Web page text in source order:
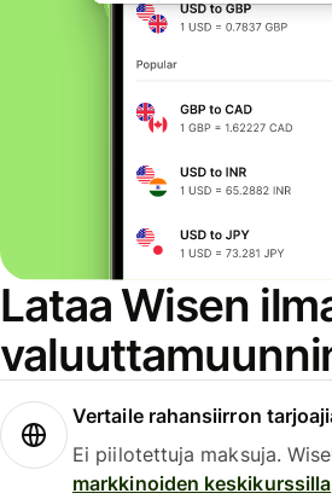
Lataa Wisen
Vertaile rahansiirron
Ei piilotettuja maksuja.
markkinoiden keskikurssilla